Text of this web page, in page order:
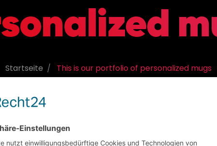
Startseite This is our portfolio of personalized mugs